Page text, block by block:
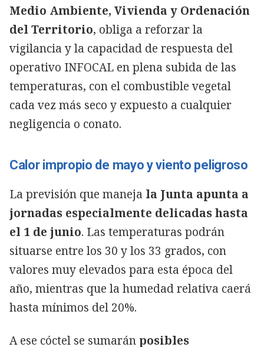
Medio Ambiente, Vivienda y Ordenación
del Territorio, obliga a reforzar la
vigilancia y la capacidad de respuesta del
operativo INFOCAL en plena subida de las
temperaturas, con el combustible vegetal
cada vez más seco y expuesto a cualquier
negligencia o conato.
Calor impropio de mayo y viento peligroso
La previsión que maneja la Junta apunta a
jornadas especialmente delicadas hasta
el 1 de junio. Las temperaturas podrán
situarse entre los 30 y los 33 grados, con
valores muy elevados para esta época del
año, mientras que la humedad relativa caerá
hasta mínimos del 20%.
A ese cóctel se sumarán posibles